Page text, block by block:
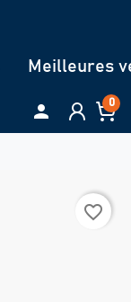
Meilleures
 0
favorite_border